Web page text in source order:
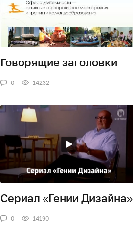
Говорящие заголовки
0 14232
Сериал «Гении Дизайна»
0 14190